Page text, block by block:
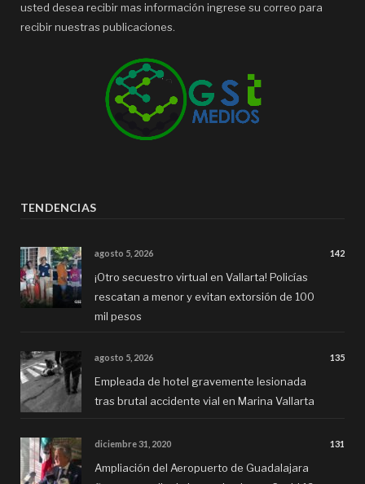
usted desea recibir mas información ingrese su correo para
recibir nuestras publicaciones.
TENDENCIAS
agosto 5, 2026 142
¡Otro secuestro virtual en Vallarta! Policías
rescatan a menor y evitan extorsión de 100
mil pesos
agosto 5, 2026 135
Empleada de hotel gravemente lesionada
tras brutal accidente vial en Marina Vallarta
diciembre 31, 2020 131
Ampliación del Aeropuerto de Guadalajara